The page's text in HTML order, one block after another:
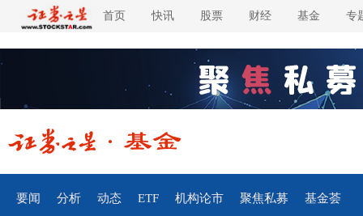
首页 快讯 股票 财经 基金 专
要闻 分析 动态 ETF 机构论市 聚焦私募 基金荟